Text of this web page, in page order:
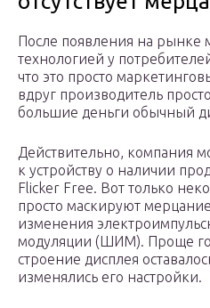
После появления на рынке
технологией у
что это просто
вдруг производитель
большие деньги обычный
Действительно, компания
к устройству о наличии
Flicker Free. Вот только
просто маскируют
изменения
модуляции (ШИМ). Проще
строение дисплея
изменялись его настройки.